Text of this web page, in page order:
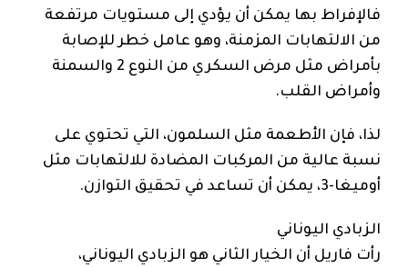
فالإفراط بها يمكن أن يؤدي إلى مستويات مرتفعة
من الالتهابات المزمنة، وهو عامل خطر للإصابة
بأمراض مثل مرض السكري من النوع 2 والسمنة
وأمراض القلب.
لذا، فإن الأطعمة مثل السلمون، التي تحتوي على
نسبة عالية من المركبات المضادة للالتهابات مثل
أوميغا-3، يمكن أن تساعد في تحقيق التوازن.
الزبادي اليوناني
رأت فاريل أن الخيار الثاني هو الزبادي اليوناني،